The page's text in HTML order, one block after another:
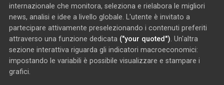
internazionale che monitora, seleziona e rielabora le migliori
news, analisi e idee a livello globale. L'utente è invitato a
partecipare attivamente preselezionando i contenuti preferiti
attraverso una funzione dedicata ("your quoted") . Un'altra
sezione interattiva riguarda gli indicatori macroeconomici:
impostando le variabili è possibile visualizzare e stampare i
grafici.